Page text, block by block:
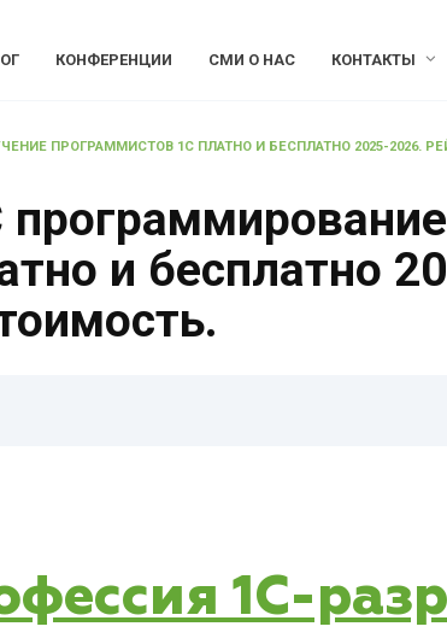
КОНФЕРЕНЦИИ СМИ О НАС КОНТАКТЫ
ПРОГРАММИСТОВ 1С ПЛАТНО И БЕСПЛАТНО 2025-2026.
и бесплатно
1C-